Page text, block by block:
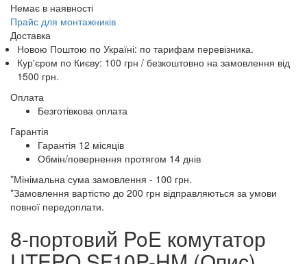
Немає в наявності
Прайс для монтажників
Доставка
Новою Поштою по Україні: по тарифам перевізника.
Кур'єром по Києву: 100 грн / безкоштовно на замовлення від
1500 грн.
Оплата
Безготівкова оплата
Гарантія
Гарантія 12 місяців
Обмін/повернення протягом 14 днів
*Мінімальна сума замовлення - 100 грн.
*Замовлення вартістю до 200 грн відправляються за умови
повної передоплати.
8-портовий PoE комутатор